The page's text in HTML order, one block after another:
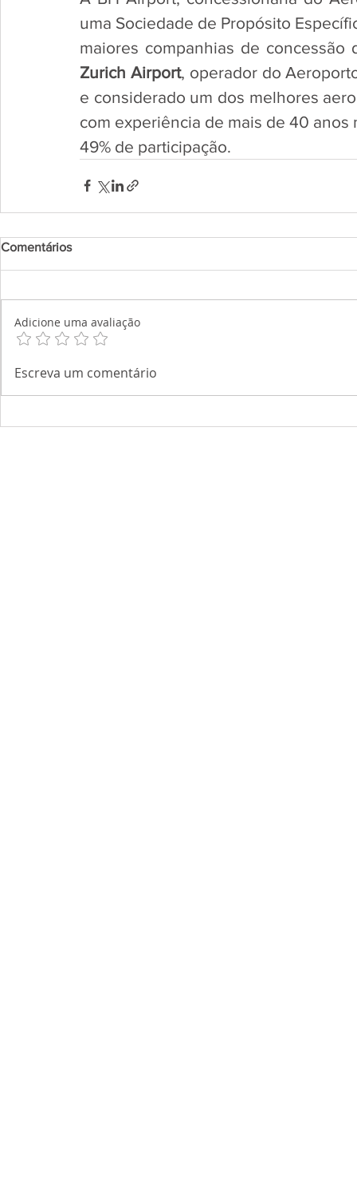
uma Sociedade de Propósito
Zurich Airport, operador do
e considerado um dos melhores
com experiência de mais de 40
49% de participação.
Comentários
Adicione uma avaliação
Escreva um comentário